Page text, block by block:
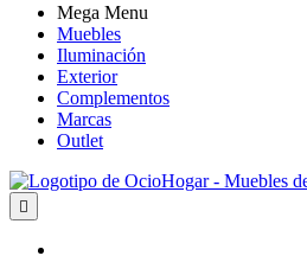
Mega Menu
Muebles
Iluminación
Exterior
Complementos
Marcas
Outlet
